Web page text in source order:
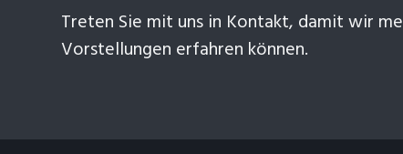
Treten Sie mit uns in Kontakt, damit wir
Vorstellungen erfahren können.